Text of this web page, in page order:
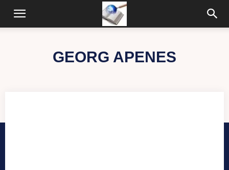
GEORG APENES